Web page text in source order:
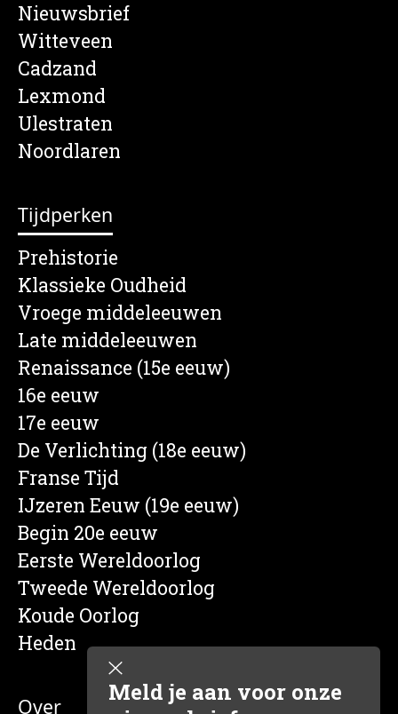
Meld je aan voor onze
Nieuwsbrief
Witteveen
Cadzand
Lexmond
Ulestraten
Noordlaren
Tijdperken
Prehistorie
Klassieke Oudheid
Vroege middeleeuwen
Late middeleeuwen
Renaissance (15e eeuw)
16e eeuw
17e eeuw
De Verlichting (18e eeuw)
Franse Tijd
IJzeren Eeuw (19e eeuw)
Begin 20e eeuw
Eerste Wereldoorlog
Tweede Wereldoorlog
Koude Oorlog
Heden
Over